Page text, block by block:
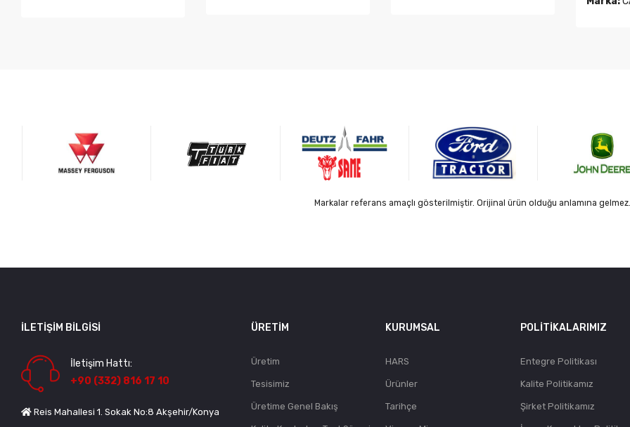
Markalar referans amaçlı gösterilmiştir. Orijinal ürün olduğu anlamına gelmez.
İLETIŞIM BILGISI
İletişim Hattı:
+90 (332) 816 17 10
Reis Mahallesi 1. Sokak No:8 Akşehir/Konya
ÜRETIM
Üretim
Tesisimiz
Üretime Genel Bakış
KURUMSAL
HARS
Ürünler
Tarihçe
POLITIKALARIMIZ
Entegre Politikası
Kalite Politikamız
Şirket Politikamız